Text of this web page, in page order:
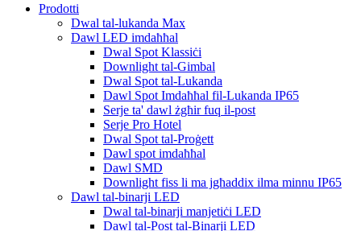
Prodotti
Dwal tal-lukanda Max
Dawl LED imdaħħal
Dwal Spot Klassiċi
Downlight tal-Gimbal
Dwal Spot tal-Lukanda
Dawl Spot Imdaħħal fil-Lukanda IP65
Serje ta' dawl żgħir fuq il-post
Serje Pro Hotel
Dwal Spot tal-Proġett
Dawl spot imdaħħal
Dawl SMD
Downlight fiss li ma jgħaddix ilma minnu IP65
Dawl tal-binarji LED
Dwal tal-binarji manjetiċi LED
Dawl tal-Post tal-Binarji LED